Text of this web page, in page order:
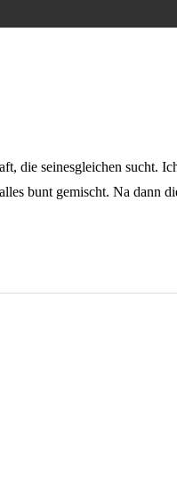
die seinesgleichen sucht.
bunt gemischt. Na dann